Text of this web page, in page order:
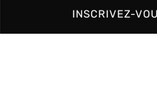
Plantes grimpantes
Clematis Montana
INSCRIVEZ-